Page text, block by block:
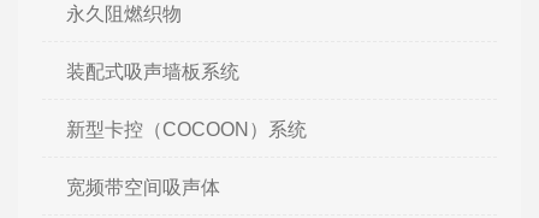
永久阻燃织物
装配式吸声墙板系统
新型卡控（COCOON）系统
宽频带空间吸声体